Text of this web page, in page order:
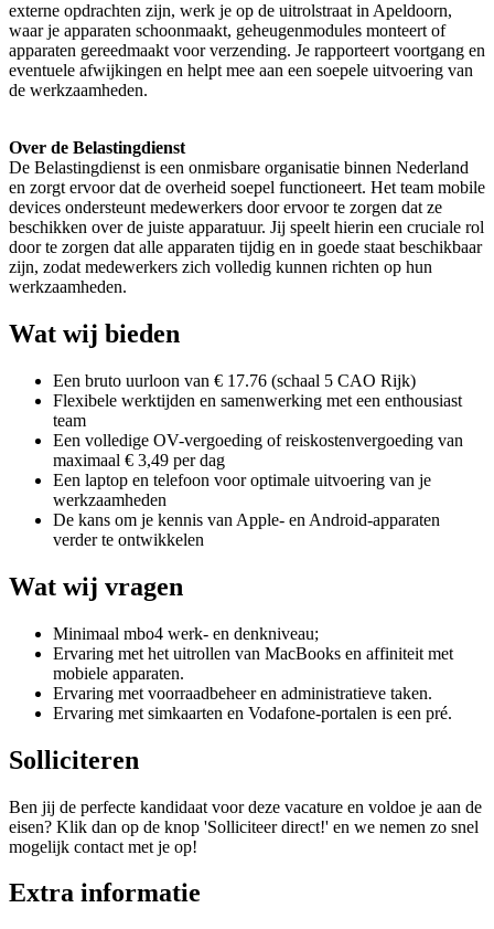
externe opdrachten zijn, werk je op de uitrolstraat in Apeldoorn,
waar je apparaten schoonmaakt, geheugenmodules monteert of
apparaten gereedmaakt voor verzending. Je rapporteert voortgang en
eventuele afwijkingen en helpt mee aan een soepele uitvoering van
de werkzaamheden.
Over de Belastingdienst
De Belastingdienst is een onmisbare organisatie binnen Nederland
en zorgt ervoor dat de overheid soepel functioneert. Het team mobile
devices ondersteunt medewerkers door ervoor te zorgen dat ze
beschikken over de juiste apparatuur. Jij speelt hierin een cruciale rol
door te zorgen dat alle apparaten tijdig en in goede staat beschikbaar
zijn, zodat medewerkers zich volledig kunnen richten op hun
werkzaamheden.
Wat wij bieden
Een bruto uurloon van € 17.76 (schaal 5 CAO Rijk)
Flexibele werktijden en samenwerking met een enthousiast
team
Een volledige OV-vergoeding of reiskostenvergoeding van
maximaal € 3,49 per dag
Een laptop en telefoon voor optimale uitvoering van je
werkzaamheden
De kans om je kennis van Apple- en Android-apparaten
verder te ontwikkelen
Wat wij vragen
Minimaal mbo4 werk- en denkniveau;
Ervaring met het uitrollen van MacBooks en affiniteit met
mobiele apparaten.
Ervaring met voorraadbeheer en administratieve taken.
Ervaring met simkaarten en Vodafone-portalen is een pré.
Solliciteren
Ben jij de perfecte kandidaat voor deze vacature en voldoe je aan de
eisen? Klik dan op de knop 'Solliciteer direct!' en we nemen zo snel
mogelijk contact met je op!
Extra informatie